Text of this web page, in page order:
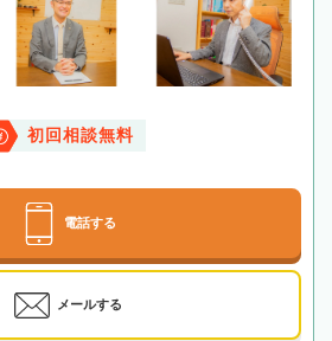
初回相談無料
電話する
メールする